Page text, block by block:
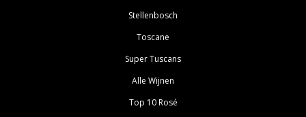
Stellenbosch
Toscane
Super Tuscans
Alle Wijnen
Top 10 Rosé